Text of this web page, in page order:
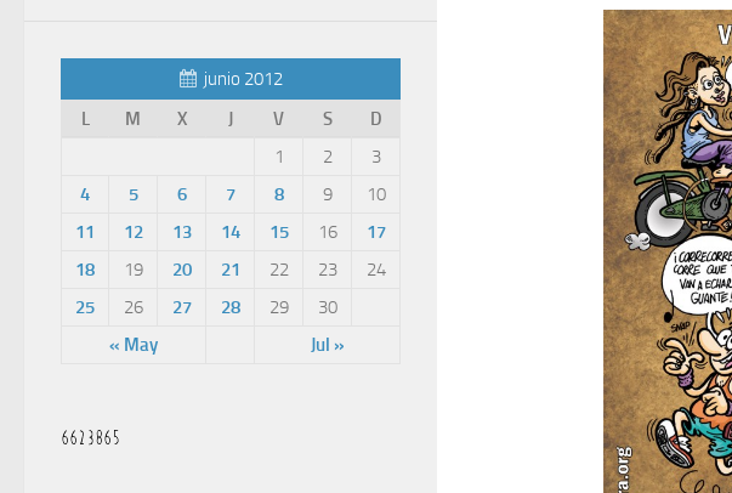
junio 2012
L
M X J V S D
« May Jul »
1 2
3
4
5 6 7 8 9
10
11
12 13 14 15 16
17
18
19 20 21 22 23
24
25
26 27 28 29 30